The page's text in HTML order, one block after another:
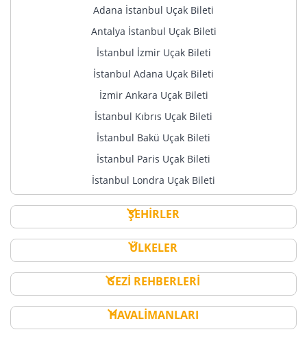
Adana İstanbul Uçak Bileti
Antalya İstanbul Uçak Bileti
İstanbul İzmir Uçak Bileti
İstanbul Adana Uçak Bileti
İzmir Ankara Uçak Bileti
İstanbul Kıbrıs Uçak Bileti
İstanbul Bakü Uçak Bileti
İstanbul Paris Uçak Bileti
İstanbul Londra Uçak Bileti
ŞEHİRLER
ÜLKELER
GEZİ REHBERLERİ
HAVALİMANLARI